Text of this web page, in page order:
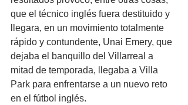
que el técnico inglés fuera destituido y
llegara, en un movimiento totalmente
rápido y contundente, Unai Emery, que
dejaba el banquillo del Villarreal a
mitad de temporada, llegaba a Villa
Park para enfrentarse a un nuevo reto
en el fútbol inglés.